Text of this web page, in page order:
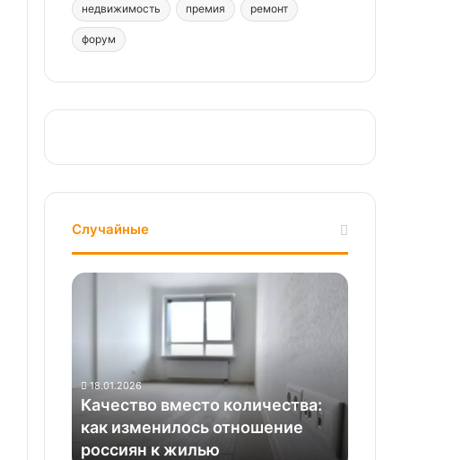
недвижимость премия ремонт
форум
Случайные
Качество
отношение
россиян
жилью
18.01.2026
Качество вместо количества:
как изменилось отношение
россиян к жилью